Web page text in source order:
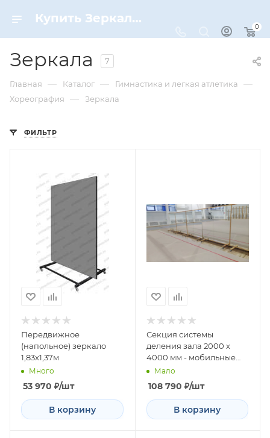
Купить Зеркала по цене от 3 690 ₽ рублей в Москве с доставкой
0
Зеркала 7
Главная — Каталог — Гимнастика и легкая атлетика —
Хореография — Зеркала
ФИЛЬТР
Передвижное
(напольное) зеркало
1,83х1,37м
Много
53 970 ₽/шт
В корзину
Секция системы
деления зала 2000 х
4000 мм - мобильные
зеркала
Мало
108 790 ₽/шт
В корзину